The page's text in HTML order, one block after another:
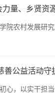
量、乡贤
农村发展研
公益活动守
，以实干担